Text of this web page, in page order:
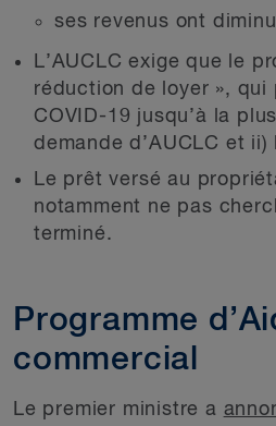
ses revenus ont
L’AUCLC exige que le
réduction de loyer »,
COVID-19 jusqu’à la
demande d’AUCLC et
Le prêt versé au
notamment ne pas
terminé.
Programme
commercial
Le premier ministre a